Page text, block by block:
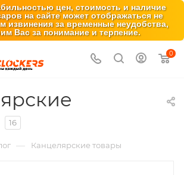
цен, стоимость и наличие
на сайте может отображаться не
извинения за временные неудобства,
Вас за понимание и терпение.
0
16
— Канцелярские товары